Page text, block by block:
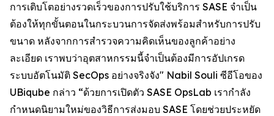
การเติบโตอย่างรวดเร็วของการปรับใช้บริการ SASE จำเป็น
ต้องให้ทุกขั้นตอนในกระบวนการจัดส่งพร้อมสำหรับการปรับ
ขนาด หลังจากการสำรวจความคิดเห็นของลูกค้าอย่าง
ละเอียด เราพบว่าอุตสาหกรรมนี้จำเป็นต้องมีการอัปเกรด
ระบบอัตโนมัติ SecOps อย่างจริงจัง" Nabil Souli ซีอีโอของ
UBiqube กล่าว “ด้วยการเปิดตัว SASE OpsLab เรากำลัง
กำหนดนิยามใหม่ของวิธีการส่งมอบ SASE โดยช่วยประหยัด